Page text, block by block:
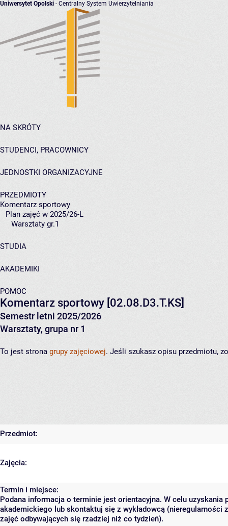
Uniwersytet Opolski - Centralny System Uwierzytelniania
NA SKRÓTY
STUDENCI, PRACOWNICY
JEDNOSTKI ORGANIZACYJNE
PRZEDMIOTY
Komentarz sportowy
Plan zajęć w 2025/26-L
Warsztaty gr.1
STUDIA
AKADEMIKI
POMOC
Komentarz sportowy [02.08.D3.T.KS]
Semestr letni 2025/2026
Warsztaty, grupa nr 1
To jest strona grupy zajęciowej. Jeśli szukasz opisu przedmiotu,
Przedmiot:
Zajęcia:
Termin i miejsce:
Podana informacja o terminie jest orientacyjna. W celu
akademickiego lub skontaktuj się z wykładowcą (nieregularności
zajęć odbywających się rzadziej niż co tydzień).